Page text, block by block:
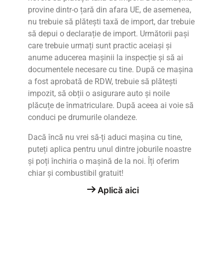
provine dintr-o țară din afara UE, de asemenea,
nu trebuie să plătești taxă de import, dar trebuie
să depui o declarație de import. Următorii pași
care trebuie urmați sunt practic aceiași și
anume aducerea mașinii la inspecție și să ai
documentele necesare cu tine. După ce mașina
a fost aprobată de RDW, trebuie să plătești
impozit, să obții o asigurare auto și noile
plăcuțe de înmatriculare. După aceea ai voie să
conduci pe drumurile olandeze.
Dacă încă nu vrei să-ți aduci mașina cu tine,
puteți aplica pentru unul dintre joburile noastre
și poți închiria o mașină de la noi. Îți oferim
chiar și combustibil gratuit!
Aplică aici